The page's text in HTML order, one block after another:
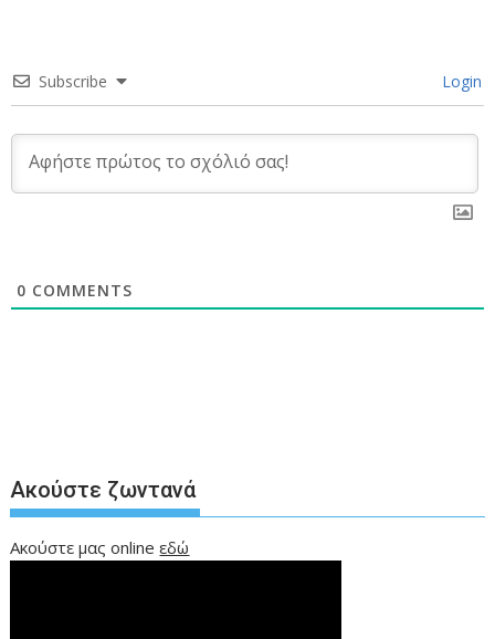
Subscribe Login
0 COMMENTS
Ακούστε ζωντανά
Ακούστε μας onlineεδώ